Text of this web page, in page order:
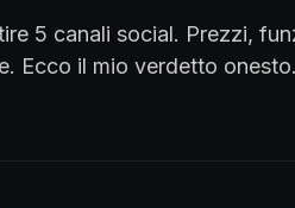
5 canali social. Prezzi,
Ecco il mio verdetto onesto.